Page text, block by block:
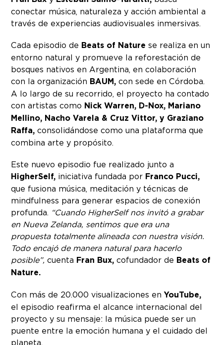
conectar música, naturaleza y acción ambiental a
través de experiencias audiovisuales inmersivas.
Cada episodio de Beats of Nature se realiza en un
entorno natural y promueve la reforestación de
bosques nativos en Argentina, en colaboración
con la organización BAUM, con sede en Córdoba.
A lo largo de su recorrido, el proyecto ha contado
con artistas como Nick Warren, D-Nox, Mariano
Mellino, Nacho Varela & Cruz Vittor, y Graziano
Raffa, consolidándose como una plataforma que
combina arte y propósito.
Este nuevo episodio fue realizado junto a
HigherSelf, iniciativa fundada por Franco Pucci,
que fusiona música, meditación y técnicas de
mindfulness para generar espacios de conexión
profunda. “Cuando HigherSelf nos invitó a grabar
en Nueva Zelanda, sentimos que era una
propuesta totalmente alineada con nuestra visión.
Todo encajó de manera natural para hacerlo
posible”, cuenta Fran Bux, cofundador de Beats of
Nature.
Con más de 20.000 visualizaciones enYouTube,
el episodio reafirma el alcance internacional del
proyecto y su mensaje: la música puede ser un
puente entre la emoción humana y el cuidado del
planeta.